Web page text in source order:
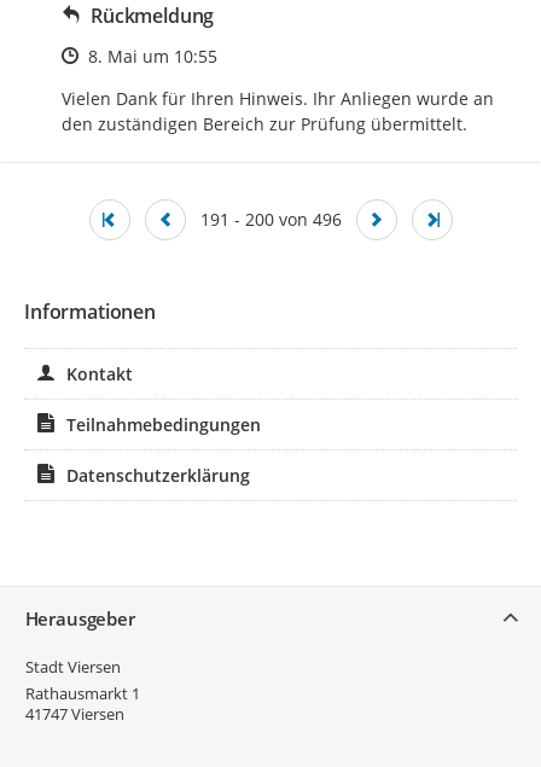
Rückmeldung
Zeitpunkt des Erstellens
8. Mai um 10:55
Vielen Dank für Ihren Hinweis. Ihr Anliegen wurde an
den zuständigen Bereich zur Prüfung übermittelt.
191 - 200 von 496
Informationen
Kontakt
Teilnahmebedingungen
Datenschutzerklärung
Herausgeber
Stadt Viersen
Rathausmarkt 1
41747Viersen